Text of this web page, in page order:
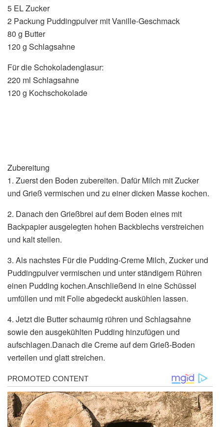
5 EL Zucker
2 Packung Puddingpulver mit Vanille-Geschmack
80 g Butter
120 g Schlagsahne
Für die Schokoladenglasur:
220 ml Schlagsahne
120 g Kochschokolade
Zubereitung
1. Zuerst den Boden zubereiten. Dafür Milch mit Zucker
und Grieß vermischen und zu einer dicken Masse kochen.
2. Danach den Grießbrei auf dem Boden eines mit
Backpapier ausgelegten hohen Backblechs verstreichen
und kalt stellen.
3. Als nachstes Für die Pudding-Creme Milch, Zucker und
Puddingpulver vermischen und unter ständigem Rühren
einen Pudding kochen.Anschließend in eine Schüssel
umfüllen und mit Folie abgedeckt auskühlen lassen.
4. Jetzt die Butter schaumig rühren und Schlagsahne
sowie den ausgekühlten Pudding hinzufügen und
aufschlagen.Danach die Creme auf dem Grieß-Boden
verteilen und glatt streichen.